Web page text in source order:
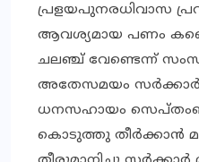
പ്രളയപുനരധിവാസ
ആവശ്യമായ പണം
ചലഞ്ച് വേണ്ടെന്ന്
അതേസമയം സർക്കാർ
ധനസഹായം
കൊടുത്തു തീര്‍ക്കാന്‍